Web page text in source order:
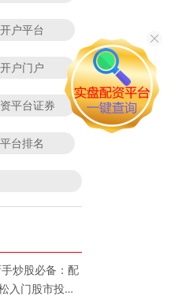
户平台
户门户
平台证券
台排名
炒股必备：配
入门股市投